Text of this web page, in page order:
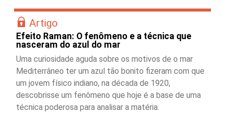
Artigo
Efeito Raman: O fenômeno e a técnica que
nasceram do azul do mar
Uma curiosidade aguda sobre os motivos de o mar
Mediterrâneo ter um azul tão bonito fizeram com que
um jovem físico indiano, na década de 1920,
descobrisse um fenômeno que hoje é a base de uma
técnica poderosa para analisar a matéria.